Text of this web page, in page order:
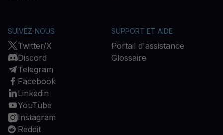
SUIVEZ-NOUS
Twitter/X
Discord
Telegram
Facebook
Linkedin
YouTube
Instagram
Reddit
SUPPORT ET AIDE
Portail d'assistance
Glossaire